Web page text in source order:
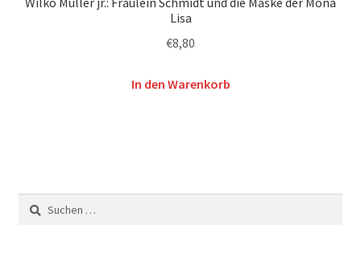
Lisa
€8,80
In den Warenkorb
Suchen
nach: